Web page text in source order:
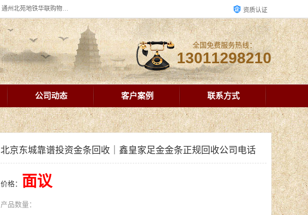
北京华联BHG mall集团购物中心十年信誉老店！ 皇家珠宝北京华联购物中心天时名苑店竭诚欢迎您。 北京市通州区（八通线）通州北苑地铁华联购物中心一层皇家珠宝 北京皇家珠宝通州黄金回收黄金首饰加工店（八通线: 通州北苑地铁华联店）：通州区通州北苑地铁华联购物中心一层皇家珠宝。 资质认证
全国免费服务热线：
13011298210
公司动态 客户案例 联系方式
北京东城靠谱投资金条回收｜鑫皇家足金金条正规回收公司电话
价格： 面议
产品数量：